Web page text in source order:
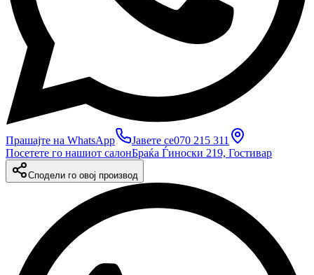
Прашајте на WhatsApp Јавете се070 215 311
Посетете го нашиот салонБраќа Ѓиноски 219, Гостивар
Сподели го овој производ